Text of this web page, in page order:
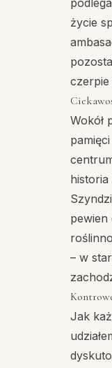
życie
czerpie
Wokół
pewien
– w
Jak